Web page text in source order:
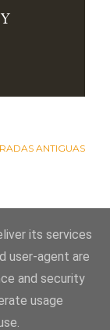
ANTIGUAS
its services
user-agent are
and security
usage